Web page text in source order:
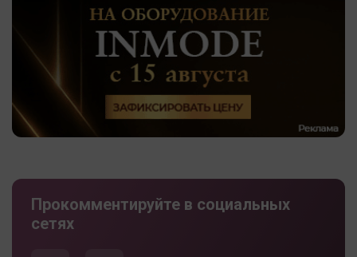
Прокомментируйте в социальных
сетях